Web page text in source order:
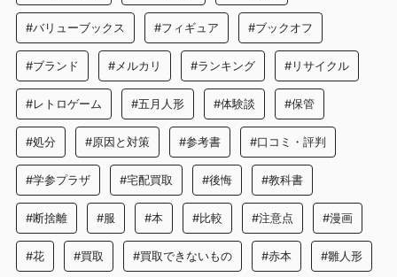
#バリューブックス #フィギュア #ブックオフ
#ブランド #メルカリ #ランキング #リサイクル
#レトロゲーム #五月人形 #体験談 #保管
#処分 #原因と対策 #参考書 #口コミ・評判
#学参プラザ #宅配買取 #後悔 #教科書
#断捨離 #服 #本 #比較 #注意点 #漫画
#花 #買取 #買取できないもの #赤本 #雛人形